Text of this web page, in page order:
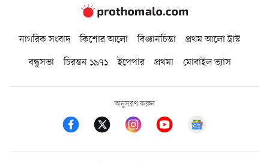
নাগরিক সংবাদ কিশোর আলো বিজ্ঞানচিন্তা
প্রথম আলো ট্রাস্ট
বন্ধুসভা
চিরন্তন ১৯৭১ ইপেপার প্রথমা মোবাইল ভ্যাস
অনুসরণ করুন